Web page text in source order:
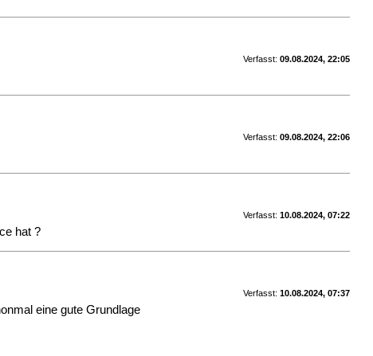
Verfasst: 09.08.2024, 22:05
Verfasst: 09.08.2024, 22:06
Verfasst: 10.08.2024, 07:22
hat ?
Verfasst: 10.08.2024, 07:37
eine gute Grundlage